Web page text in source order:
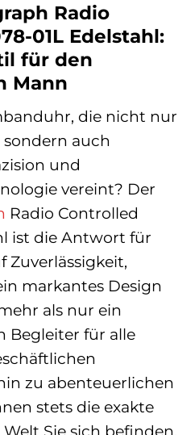
Radio
01L Edelstahl:
für den
Mann
die nicht nur
auch
und
vereint? Der
Radio Controlled
ist die Antwort für
Zuverlässigkeit,
markantes Design
als nur ein
Begleiter für alle
zu abenteuerlichen
stets die exakte
Sie sich befinden.